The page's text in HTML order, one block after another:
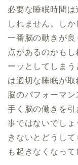
必要な睡眠時間
しれません。し
一番脳の動きが
点があるのかも
ーッとしてしま
は適切な睡眠が
脳のパフォーマ
手く脳の働きを
事ではないでし
きないとどうし
も起きなくなって